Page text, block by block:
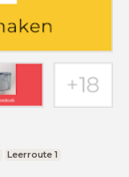
Leerroute 1